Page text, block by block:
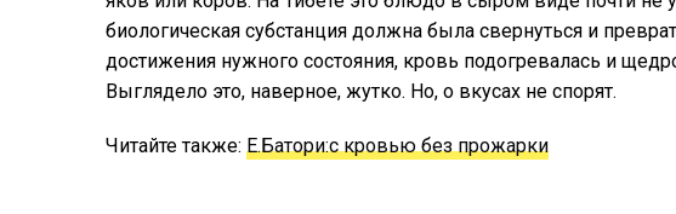
биологическая субстанция должна была свернуться и
достижения нужного состояния, кровь подогревалась и
Выглядело это, наверное, жутко. Но, о вкусах не спорят.
Читайте также: Е.Батори:с кровью без прожарки